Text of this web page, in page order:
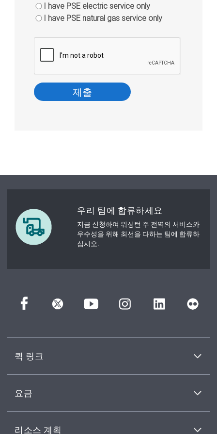
I have PSE electric service only
I have PSE natural gas service only
우리 팀에 합류하세요
지금 신청하여 워싱턴 주 전역의 서비스와
우수성을 위해 최선을 다하는 팀에 합류하
십시오.
퀵 링크
요금
리소스 계획